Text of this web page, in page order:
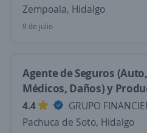
Zempoala, Hidalgo
9 de julio
Agente de Seguros
Médicos, Daños) y
4.4
GRUPO
Pachuca de Soto, Hidalgo